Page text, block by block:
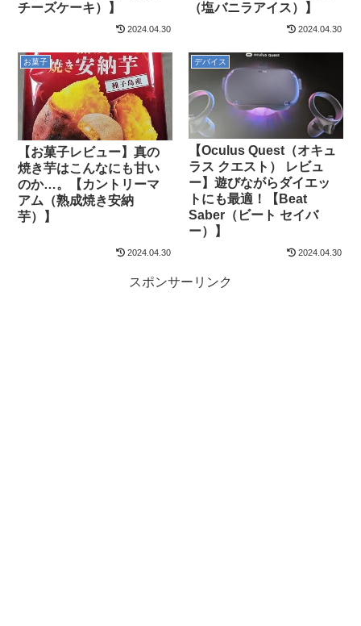
チーズケーキ）】
2024.04.30
（塩バニラアイス）】
2024.04.30
お菓子
【お菓子レビュー】真の
焼き芋はこんなにも甘い
のか…。【カントリーマ
アム（熟成焼き安納
芋）】
2024.04.30
デバイス
【Oculus Quest（オキュ
ラス クエスト） レビュ
ー】遊びながらダイエッ
トにも最適！【Beat
Saber（ビート セイバ
ー）】
2024.04.30
スポンサーリンク